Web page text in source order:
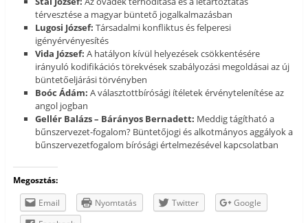
térvesztése a magyar büntető jogalkalmazásban
Lugosi József: Társadalmi konfliktus és felperesi
igényérvényesítés
Vida József: A hatályon kívül helyezések csökkentésére
irányuló kodifikációs törekvések szabályozási megoldásai az új
büntetőeljárási törvényben
Boóc Ádám: A választottbírósági ítéletek érvénytelenítése az
angol jogban
Gellér Balázs – Bárányos Bernadett: Meddig tágítható a
bűnszervezet-fogalom? Büntetőjogi és alkotmányos aggályok a
bűnszervezetfogalom bírósági értelmezésével kapcsolatban
Megosztás:
Email
Nyomtatás Twitter
Google